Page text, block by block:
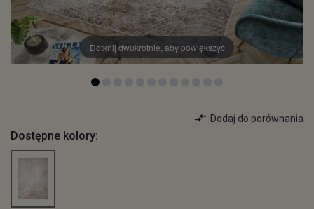
Dotknij dwukrotnie, aby powiększyć
Dodaj do porównania
Dostępne kolory: